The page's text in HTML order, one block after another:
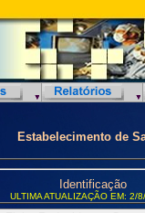
Estabelecimento de
Identificação
ULTIMA ATUALIZAÇÃO EM: